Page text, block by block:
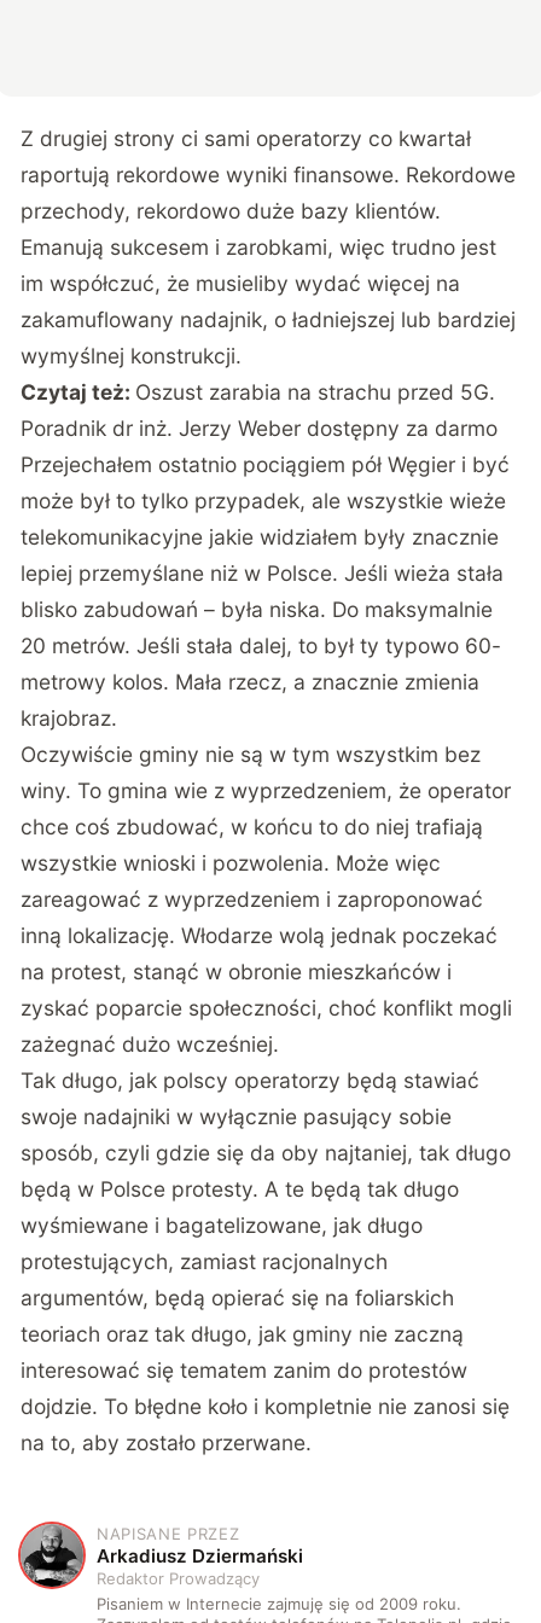
Z drugiej strony ci sami operatorzy co kwartał
raportują rekordowe wyniki finansowe. Rekordowe
przechody, rekordowo duże bazy klientów.
Emanują sukcesem i zarobkami, więc trudno jest
im współczuć, że musieliby wydać więcej na
zakamuflowany nadajnik, o ładniejszej lub bardziej
wymyślnej konstrukcji.
Czytaj też: Oszust zarabia na strachu przed 5G.
Poradnik dr inż. Jerzy Weber dostępny za darmo
Przejechałem ostatnio pociągiem pół Węgier i być
może był to tylko przypadek, ale wszystkie wieże
telekomunikacyjne jakie widziałem były znacznie
lepiej przemyślane niż w Polsce. Jeśli wieża stała
blisko zabudowań – była niska. Do maksymalnie
20 metrów. Jeśli stała dalej, to był ty typowo 60-
metrowy kolos. Mała rzecz, a znacznie zmienia
krajobraz.
Oczywiście gminy nie są w tym wszystkim bez
winy. To gmina wie z wyprzedzeniem, że operator
chce coś zbudować, w końcu to do niej trafiają
wszystkie wnioski i pozwolenia. Może więc
zareagować z wyprzedzeniem i zaproponować
inną lokalizację. Włodarze wolą jednak poczekać
na protest, stanąć w obronie mieszkańców i
zyskać poparcie społeczności, choć konflikt mogli
zażegnać dużo wcześniej.
Tak długo, jak polscy operatorzy będą stawiać
swoje nadajniki w wyłącznie pasujący sobie
sposób, czyli gdzie się da oby najtaniej, tak długo
będą w Polsce protesty. A te będą tak długo
wyśmiewane i bagatelizowane, jak długo
protestujących, zamiast racjonalnych
argumentów, będą opierać się na foliarskich
teoriach oraz tak długo, jak gminy nie zaczną
interesować się tematem zanim do protestów
dojdzie. To błędne koło i kompletnie nie zanosi się
na to, aby zostało przerwane.
A
NAPISANE PRZEZ
Arkadiusz Dziermański
Redaktor Prowadzący
Pisaniem w Internecie zajmuję się od 2009 roku.